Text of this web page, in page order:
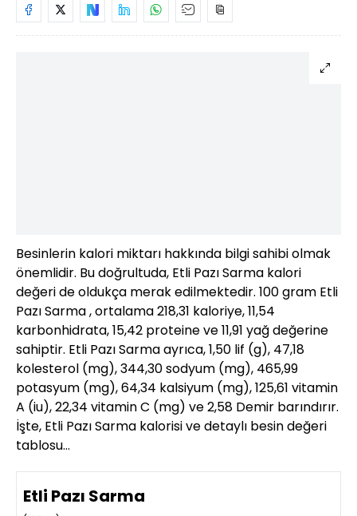
Besinlerin kalori miktarı hakkında bilgi sahibi olmak
önemlidir. Bu doğrultuda, Etli Pazı Sarma kalori
değeri de oldukça merak edilmektedir. 100 gram Etli
Pazı Sarma , ortalama 218,31 kaloriye, 11,54
karbonhidrata, 15,42 proteine ve 11,91 yağ değerine
sahiptir. Etli Pazı Sarma ayrıca, 1,50 lif (g), 47,18
kolesterol (mg), 344,30 sodyum (mg), 465,99
potasyum (mg), 64,34 kalsiyum (mg), 125,61 vitamin
A (iu), 22,34 vitamin C (mg) ve 2,58 Demir barındırır.
İşte, Etli Pazı Sarma kalorisi ve detaylı besin değeri
tablosu…
Etli Pazı Sarma